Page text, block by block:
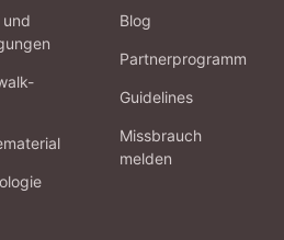
und
Blog
Partnerprogramm
Guidelines
Missbrauch
melden